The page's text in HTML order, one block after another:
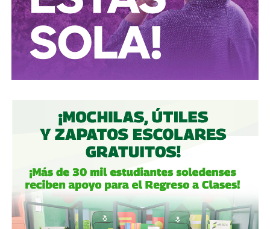
semáforo.Ciclistas:
hay solo 3 ciclovías, pero usémoslas
correctamente.
Autoridades:hagan su trabajo, pero háganlo bien, y no
descuiden lo que hicieron antes por centrarse solo en
obras nuevas.
personas se sientan más seguras entrando a un parque
bajo su cuidado, para evitar accidentes en una calle, de una
ciudad que también es parte del estado.
Gobierno municipal:no se apresuren por hacer cosas
solo de cara a la contienda electoral, échenle ganas y
háganlas bien, respeten los tiempos, informen
oportunamente a los usuarios de las vialidades.